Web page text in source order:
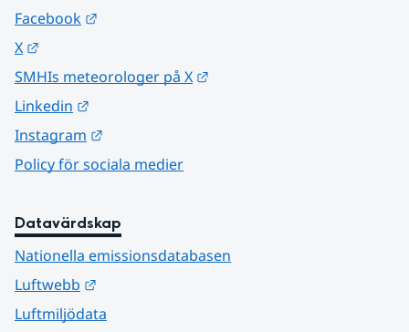
Facebook
X
SMHIs meteorologer på X
Linkedin
Instagram
Policy för sociala medier
Datavärdskap
Nationella emissionsdatabasen
Luftwebb
Luftmiljödata